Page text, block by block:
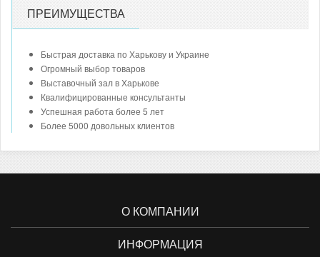
ПРЕИМУЩЕСТВА
Быстрая доставка по Харькову и Украине
Огромный выбор товаров
Выставочный зал в Харькове
Квалифицированные консультанты
Успешная работа более 5 лет
Более 5000 довольных клиентов
О КОМПАНИИ
ИНФОРМАЦИЯ